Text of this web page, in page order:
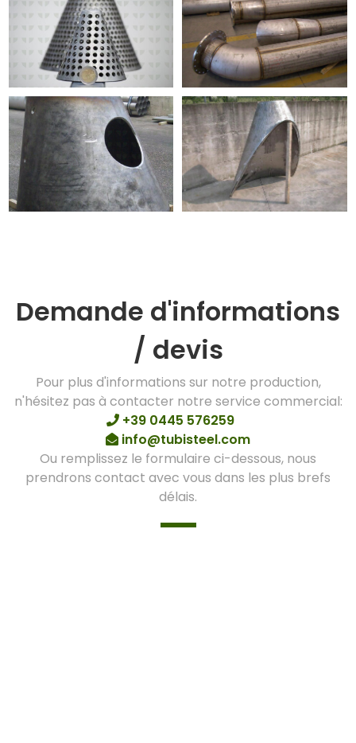
Demande d'informations
/ devis
Pour plus d'informations sur notre production,
n'hésitez pas à contacter notre service commercial:
+39 0445 576259
info@tubisteel.com
Ou remplissez le formulaire ci-dessous, nous
prendrons contact avec vous dans les plus brefs
délais.